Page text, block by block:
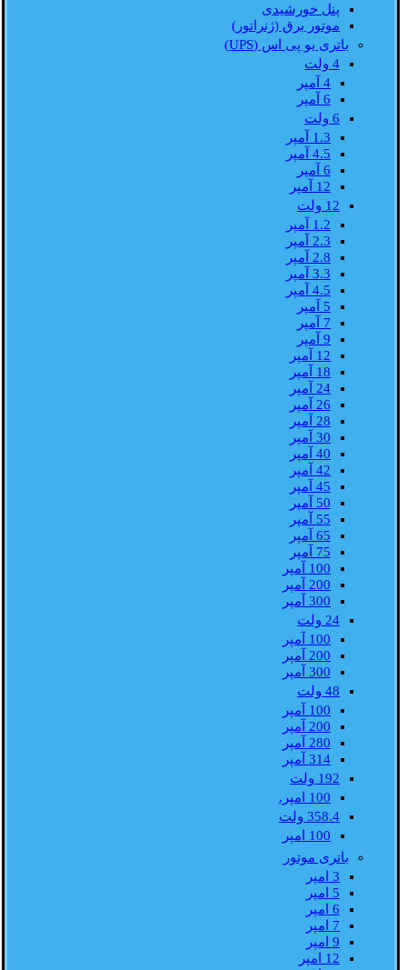
پنل خورشیدی
موتور برق (ژنراتور)
باتری یو پی اس (UPS)
4 ولت
4 آمپر
6 آمپر
6 ولت
1.3 آمپر
4.5 آمپر
6 آمپر
12 آمپر
12 ولت
1.2 آمپر
2.3 آمپر
2.8 آمپر
3.3 آمپر
4.5 آمپر
5 آمپر
7 آمپر
9 آمپر
12 آمپر
18 آمپر
24 آمپر
26 آمپر
28 آمپر
30 آمپر
40 آمپر
42 آمپر
45 آمپر
50 آمپر
55 آمپر
65 آمپر
75 آمپر
100 آمپر
200 آمپر
300 آمپر
24 ولت
100 آمپر
200 آمپر
300 آمپر
48 ولت
100 آمپر
200 آمپر
280 آمپر
314 آمپر
192 ولت
100 امپر.
358.4 ولت
100 امپر
باتری موتور
3 امپر
5 امپر
6 امپر
7 امپر
9 امپر
12 امپر